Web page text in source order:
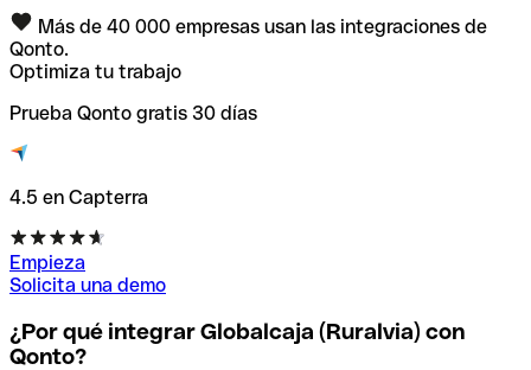
Más de 40 000 empresas usan las integraciones de
Qonto.
Optimiza tu trabajo
Prueba Qonto gratis 30 días
4.5 en Capterra
Empieza
Solicita una demo
¿Por qué integrar Globalcaja (Ruralvia) con
Qonto?